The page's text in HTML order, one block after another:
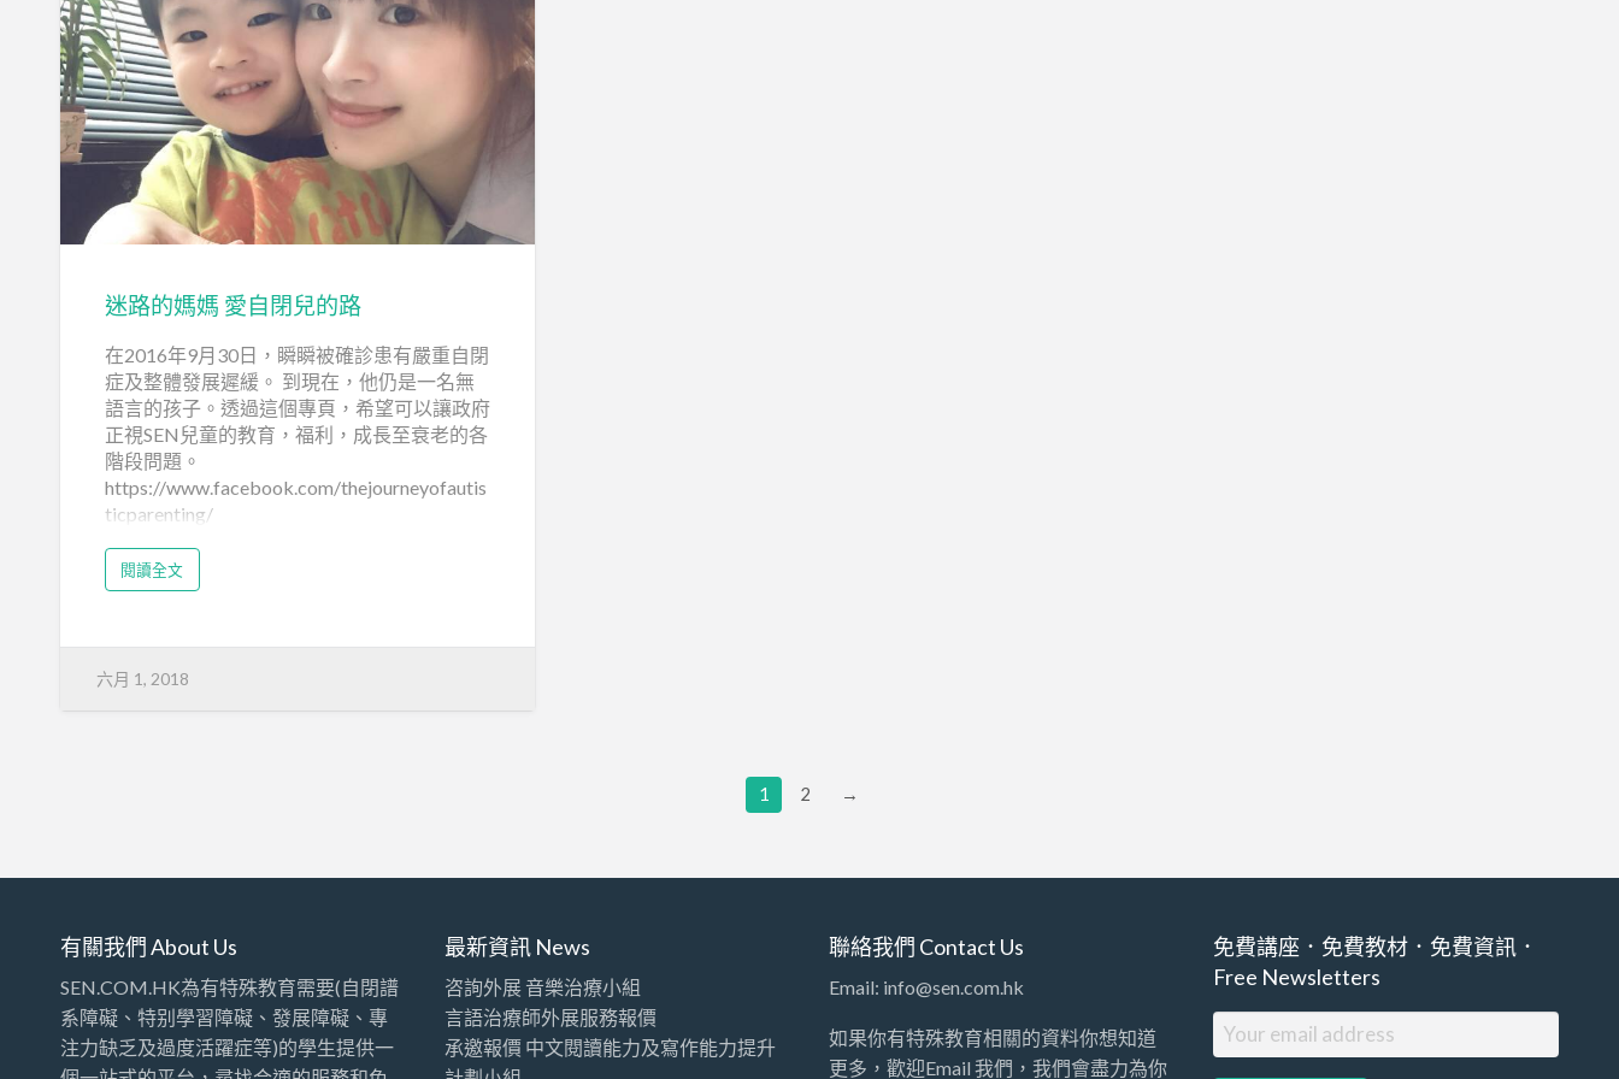
迷路的媽媽 愛自閉兒的路
在2016年9月30日，瞬瞬被確診患有嚴重自閉
症及整體發展遲緩。 到現在，他仍是一名無
語言的孩子。透過這個專頁，希望可以讓政府
正視SEN兒童的教育，福利，成長至衰老的各
階段問題。
https://www.facebook.com/thejourneyofautis
ticparenting/
閱讀全文
六月 1, 2018
1 2 →
有關我們 About Us
SEN.COM.HK為有特殊教育需要(自閉譜
系障礙、特别學習障礙、發展障礙、專
注力缺乏及過度活躍症等)的學生提供一
最新資訊 News
咨詢外展 音樂治療小組
言語治療師外展服務報價
承邀報價 中文閱讀能力及寫作能力提升
聯絡我們 Contact Us
Email: info@sen.com.hk
如果你有特殊教育相關的資料你想知道
更多，歡迎Email 我們，我們會盡力為你
免費講座．免費教材．免費資訊．
Free Newsletters